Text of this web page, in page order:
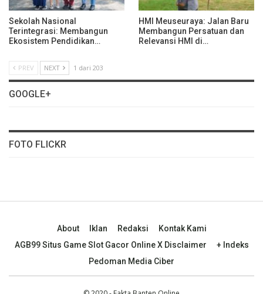
Sekolah Nasional
Terintegrasi: Membangun
Ekosistem Pendidikan…
HMI Meuseuraya: Jalan Baru
Membangun Persatuan dan
Relevansi HMI di…
PREV NEXT 1 dari 203
GOOGLE+
FOTO FLICKR
About Iklan Redaksi
Kontak Kami
AGB99 Situs Game Slot Gacor Online X Disclaimer
+ Indeks
Pedoman Media Ciber